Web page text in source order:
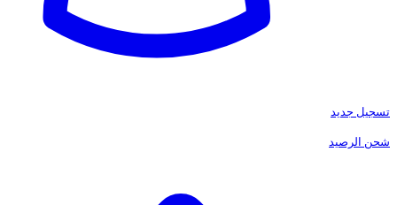
تسجيل جديد
شحن الرصيد